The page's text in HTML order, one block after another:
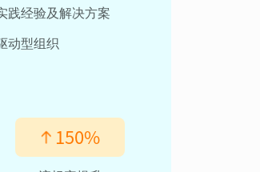
践经验及解决方案
动型组织
150%